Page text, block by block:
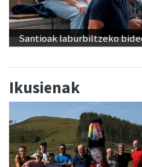
Santioak laburbiltzeko
Ikusienak